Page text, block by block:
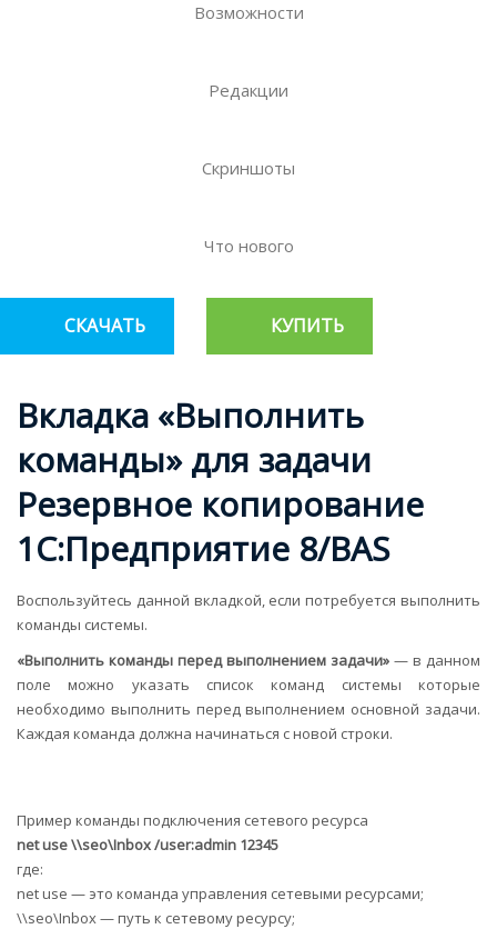
Возможности
Редакции
Скриншоты
Что нового
СКАЧАТЬ КУПИТЬ
Вкладка «Выполнить
команды» для задачи
Резервное копирование
1С:Предприятие 8/BAS
Воспользуйтесь данной вкладкой, если потребуется выполнить
команды системы.
«Выполнить команды перед выполнением задачи» — в данном
поле можно указать список команд системы которые
необходимо выполнить перед выполнением основной задачи.
Каждая команда должна начинаться с новой строки.
Пример команды подключения сетевого ресурса
net use \\seo\Inbox /user:admin 12345
где:
net use — это команда управления сетевыми ресурсами;
\\seo\Inbox — путь к сетевому ресурсу;